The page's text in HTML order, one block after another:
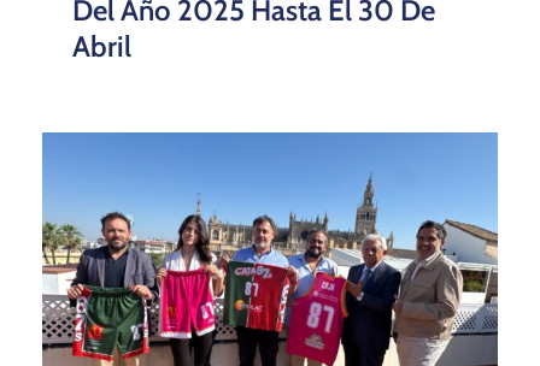
Del Año 2025 Hasta El 30 De
Abril